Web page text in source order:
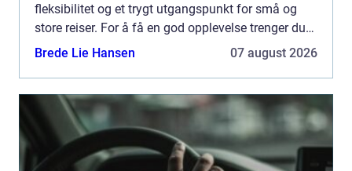
fleksibilitet og et trygt utgangspunkt for små og
store reiser. For å få en god opplevelse trenger du
både riktig bobil eller campingvogn, solid oppfølg...
Brede Lie Hansen 07 august 2026